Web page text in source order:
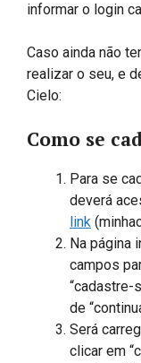
informar o login
Caso ainda não
realizar o seu, e
Cielo:
Como se
Para se
deverá
link
Na página
campos
“cadastre-
de
Será
clicar em